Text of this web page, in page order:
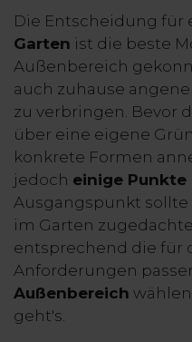
Die Entscheidung für
Garten ist die beste
Außenbereich
auch zuhause
zu verbringen. Bevor
über eine eigene
konkrete Formen
jedoch einige Punkte
Ausgangspunkt
im Garten
entsprechend die für
Anforderungen
Außenbereich
geht's.